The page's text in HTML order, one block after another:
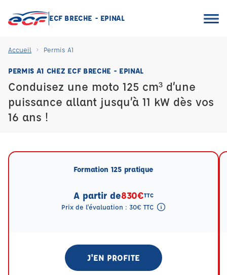
ECF BRECHE - EPINAL
Accueil Permis A1
PERMIS A1 CHEZ ECF BRECHE - EPINAL
Conduisez une moto 125 cm³ d’une
puissance allant jusqu’à 11 kW dès vos
16 ans !
Formation 125 pratique
A partir de830€TTC
Prix de l'évaluation : 30€ TTC
J'EN PROFITE